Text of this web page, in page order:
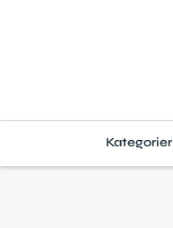
Kategorier